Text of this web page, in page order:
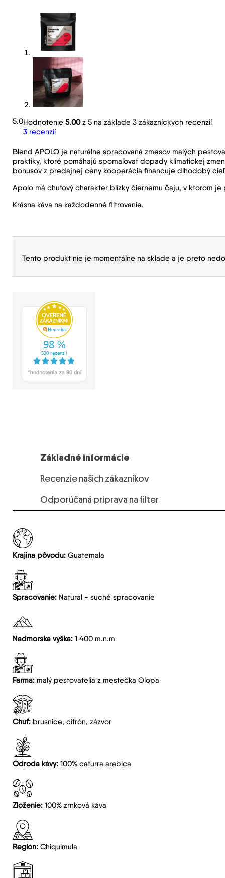
5.0Hodnotenie5.00z 5 na základe3 zákazníckych recenzií
3 recenzií
Blend APOLO je naturálne spracovaná zmesov malých
praktiky, ktoré pomáhajú spomaľovať dopady klimatickej
bonusov z predajnej ceny kooperácia financuje dlhodobý
Apolo má chuťový charakter blízky čiernemu čaju, v ktorom
Krásna káva na každodenné filtrovanie.
Tento produkt nie je momentálne na sklade a je preto
Základné informácie
Recenzie našich zákazníkov
Odporúčaná príprava na filter
Krajina pôvodu: Guatemala
Spracovanie: Natural - suché spracovanie
Nadmorská výška:1 400 m.n.m
Farma: malý pestovatelia z mestečka Olopa
Chuť: brusnice, citrón, zázvor
Odroda kávy: 100% caturra arabica
Zloženie:100% zrnková káva
Región:Chiquimula